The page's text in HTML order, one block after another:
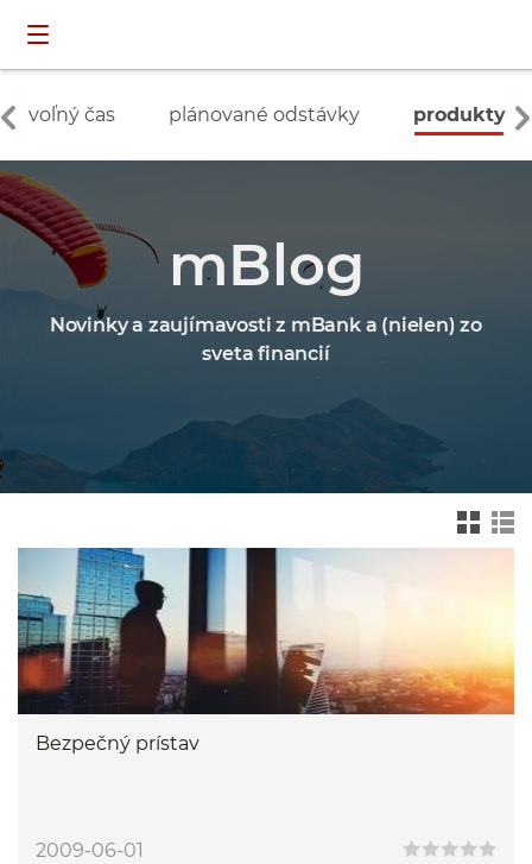
voľný čas plánované odstávky produkty
mBlog
Novinky a zaujímavosti z mBank a (nielen) zo
sveta financií
widok drz
ewa
felkowy
Bezpečný prístav
2009-06-01